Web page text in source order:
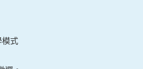
模式